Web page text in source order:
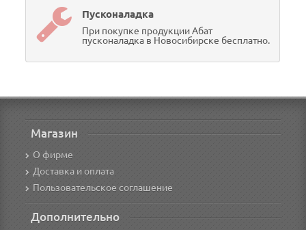
Пусконаладка
При покупке продукции Абат
пусконаладка в Новосибирске бесплатно.
Магазин
О фирме
Доставка и оплата
Пользовательское соглашение
Дополнительно